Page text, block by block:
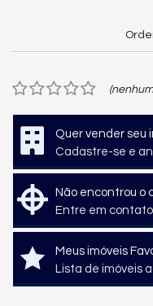
Quer vender seu
Cadastre-se e
Não encontrou o
Entre em contato
Meus imóveis
Lista de imóveis